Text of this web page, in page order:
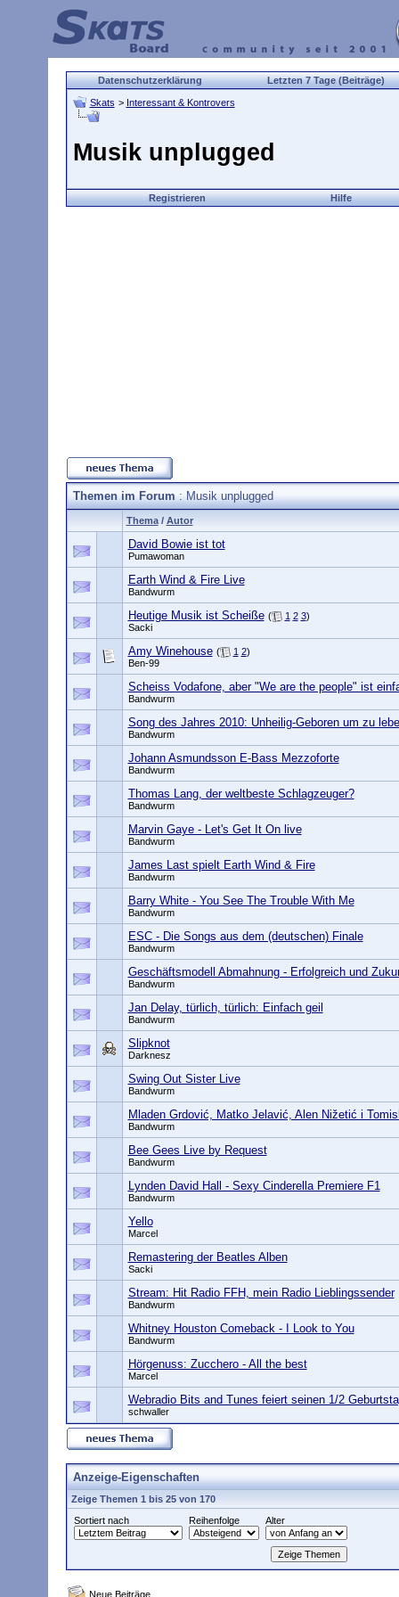
Datenschutzerklärung Letzten 7 Tage (Beiträge)
Skats > Interessant & Kontrovers
Musik unplugged
Registrieren Hilfe
Themen im Forum: Musik unplugged
Thema/ Autor
David Bowie ist tot
Pumawoman
Earth Wind & Fire Live
Bandwurm
Heutige Musik ist Scheiße ( 1 2 3)
Sacki
Amy Winehouse ( 1 2)
Ben-99
Scheiss Vodafone, aber "We are the people" ist
Bandwurm
Song des Jahres 2010: Unheilig-Geboren um zu
Bandwurm
Johann Asmundsson E-Bass Mezzoforte
Bandwurm
Thomas Lang, der weltbeste Schlagzeuger?
Bandwurm
Marvin Gaye - Let's Get It On live
Bandwurm
James Last spielt Earth Wind & Fire
Bandwurm
Barry White - You See The Trouble With Me
Bandwurm
ESC - Die Songs aus dem (deutschen) Finale
Bandwurm
Geschäftsmodell Abmahnung - Erfolgreich und
Bandwurm
Jan Delay, türlich, türlich: Einfach geil
Bandwurm
Slipknot
Darknesz
Swing Out Sister Live
Bandwurm
Mladen Grdović, Matko Jelavić, Alen Nižetić i
Bandwurm
Bee Gees Live by Request
Bandwurm
Lynden David Hall - Sexy Cinderella Premiere F1
Bandwurm
Yello
Marcel
Remastering der Beatles Alben
Sacki
Stream: Hit Radio FFH, mein Radio Lieblingssender
Bandwurm
Whitney Houston Comeback - I Look to You
Bandwurm
Hörgenuss: Zucchero - All the best
Marcel
Webradio Bits and Tunes feiert seinen 1/2
schwaller
Anzeige-Eigenschaften
Zeige Themen 1 bis 25 von 170
Sortiert nach
Reihenfolge Alter
Neue Beiträge